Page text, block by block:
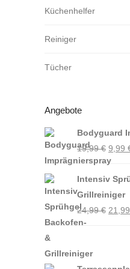
Küchenhelfer
Reiniger
Tücher
Angebote
Bodyguard
19,99€
Preis
war:
19,99
9,99
Intensiv
Grillreiniger
24,99€ 21,99